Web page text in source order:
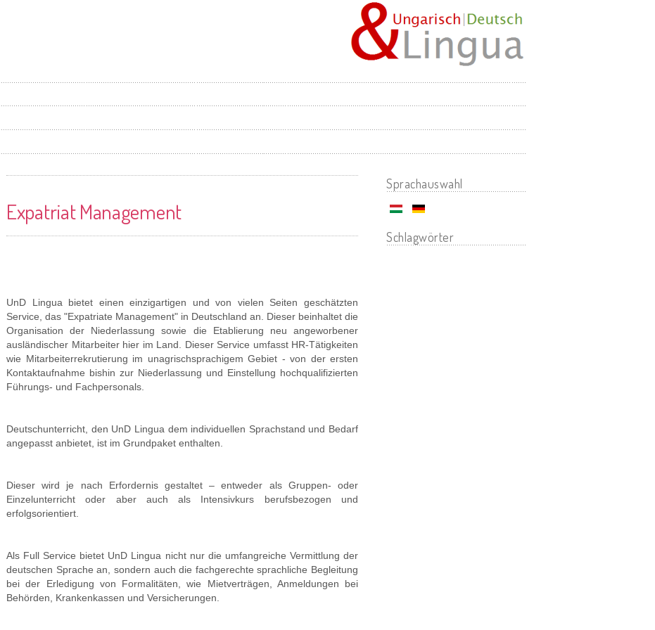
Sprachauswahl
Schlagwörter
Expatriat Management
UnD Lingua bietet einen einzigartigen und von vielen Seiten geschätzten
Service, das "Expatriate Management" in Deutschland an. Dieser beinhaltet die
Organisation der
Niederlassung sowie die Etablierung neu angeworbener
ausländischer Mitarbeiter hier im Land. Dieser Service umfasst HR-Tätigkeiten
wie Mitarbeiterrekrutierung im unagrischsprachigem Gebiet - von der ersten
Kontaktaufnahme bishin zur Niederlassung und Einstellung hochqualifizierten
Führungs- und Fachpersonals.
Deutschunterricht, den UnD Lingua dem individuellen Sprachstand und Bedarf
angepasst anbietet, ist im Grundpaket enthalten.
Dieser wird je nach Erfordernis gestaltet – entweder als Gruppen- oder
Einzelunterricht oder aber auch als Intensivkurs berufsbezogen und
erfolgsorientiert.
Als Full Service bietet UnD Lingua nicht nur die umfangreiche Vermittlung der
deutschen Sprache an, sondern auch die fachgerechte sprachliche Begleitung
bei der Erledigung von Formalitäten, wie Mietverträgen, Anmeldungen bei
Behörden, Krankenkassen und Versicherungen.